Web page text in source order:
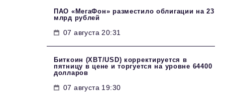
ПАО «МегаФон» разместило облигации на 23
млрд рублей
07 августа 20:31
Биткоин (XBT/USD) корректируется в
пятницу в цене и торгуется на уровне 64400
долларов
07 августа 19:30